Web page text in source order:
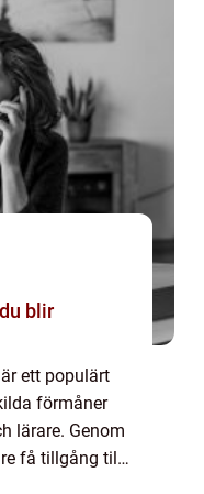
blir
ett populärt
förmåner
lärare. Genom
få tillgång till